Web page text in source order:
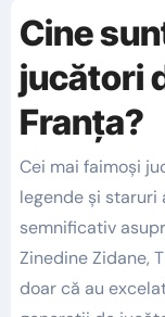
Cine
jucători
Franța?
Cei mai faimoși
legende și
semnificativ
Zinedine Zidane,
doar că au